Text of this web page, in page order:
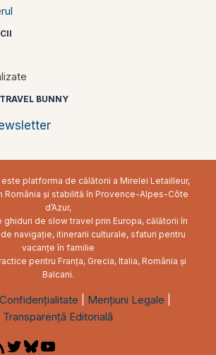
BUNNY
platforma de călătorii a Mirelei Letailleur,
România și stabilită în Provence-Alpes-Côte
d’Azur,
ghiduri de slow travel prin Europa, călătorii în
navigație, itinerarii culturale, sfaturi pentru
vacanțe în familie
pentru Franța, Grecia, Italia, România și
Balcani.
Mențiuni Legale
Transparență Editorială
RSSTwitterBluesky